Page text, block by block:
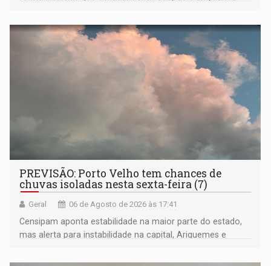
negras
PREVISÃO: Porto Velho tem chances de
chuvas isoladas nesta sexta-feira (7)
Geral 06 de Agosto de 2026 às 17:41
Censipam aponta estabilidade na maior parte do estado,
mas alerta para instabilidade na capital, Ariquemes e